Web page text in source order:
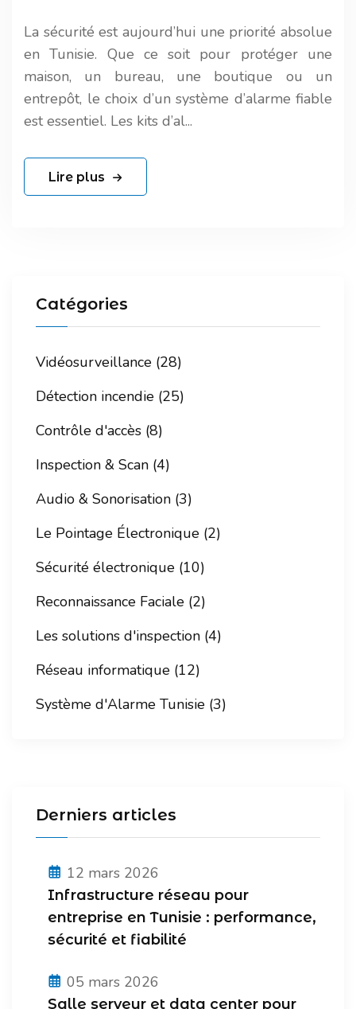
La sécurité est aujourd’hui une priorité absolue
en Tunisie. Que ce soit pour protéger une
maison, un bureau, une boutique ou un
entrepôt, le choix d’un système d’alarme fiable
est essentiel. Les kits d’al...
Lire plus
Catégories
Vidéosurveillance (28)
Détection incendie (25)
Contrôle d'accès (8)
Inspection & Scan (4)
Audio & Sonorisation (3)
Le Pointage Électronique (2)
Sécurité électronique (10)
Reconnaissance Faciale (2)
Les solutions d'inspection (4)
Réseau informatique (12)
Système d'Alarme Tunisie (3)
Derniers articles
12 mars 2026
Infrastructure réseau pour
entreprise en Tunisie : performance,
sécurité et fiabilité
05 mars 2026
Salle serveur et data center pour